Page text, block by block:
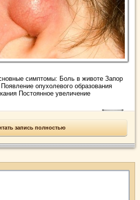
симптомы: Боль в животе Запор
опухолевого образования
Постоянное увеличение
запись полностью